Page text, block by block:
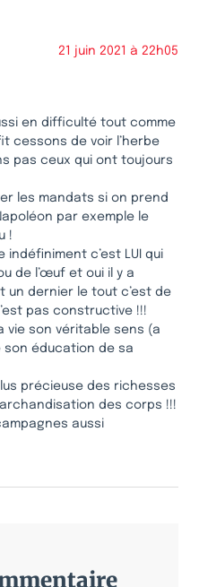
21 juin 2021 à 22h05
en difficulté tout comme
cessons de voir l’herbe
pas ceux qui ont toujours
les mandats si on prend
par exemple le
!
c’est LUI qui
de l’œuf et oui il y a
un dernier le tout c’est de
pas constructive !!!
vie son véritable sens (a
éducation de sa
précieuse des richesses
des corps !!!
aussi